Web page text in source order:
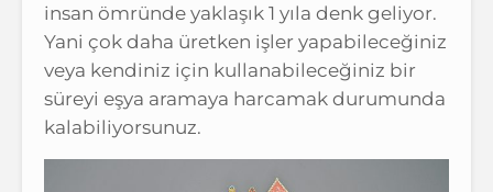
insan ömründe yaklaşık 1 yıla denk geliyor.
Yani çok daha üretken işler yapabileceğiniz
veya kendiniz için kullanabileceğiniz bir
süreyi eşya aramaya harcamak durumunda
kalabiliyorsunuz.